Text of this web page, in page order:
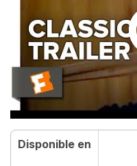
Disponible en